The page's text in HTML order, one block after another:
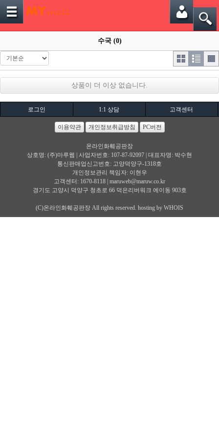
수국 (0)
상품이 더 이상 없습니다.
로그인 1:1 상담 고객센터
이용약관 개인정보취급방침 PC버전
온라인화훼공판장
상호명: (주)마루웹 | 사업자번호: 107-87-92097 | 대표자명: 박수현
통신판매업신고번호: 고양덕양구-1318호
개인정보관리 책임자: 이현우
고객센터: 1670-8118 | maruweb@maruw.co.kr
경기도 고양시 덕양구 청초로 66 덕은리버워크 에이동 903호
(C)온라인화훼공판장 All rights reserved. hosting by WHOIS